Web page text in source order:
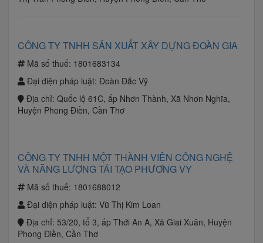
CÔNG TY TNHH SẢN XUẤT XÂY DỰNG ĐOÀN GIA
Mã số thuế: 1801683134
Đại diện pháp luật: Đoàn Đắc Vỹ
Địa chỉ: Quốc lộ 61C, ấp Nhơn Thành, Xã Nhơn Nghĩa,
Huyện Phong Điền, Cần Thơ
CÔNG TY TNHH MỘT THÀNH VIÊN CÔNG NGHỆ
VÀ NĂNG LƯỢNG TÁI TẠO PHƯƠNG VY
Mã số thuế: 1801688012
Đại diện pháp luật: Vũ Thị Kim Loan
Địa chỉ: 53/20, tổ 3, ấp Thới An A, Xã Giai Xuân, Huyện
Phong Điền, Cần Thơ